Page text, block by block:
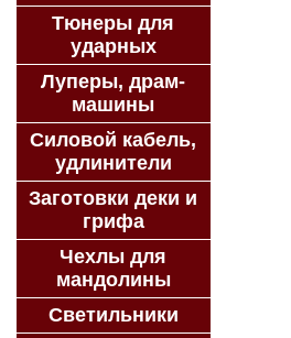
Тюнеры для
ударных
Луперы, драм-
машины
Силовой кабель,
удлинители
Заготовки деки и
грифа
Чехлы для
мандолины
Светильники